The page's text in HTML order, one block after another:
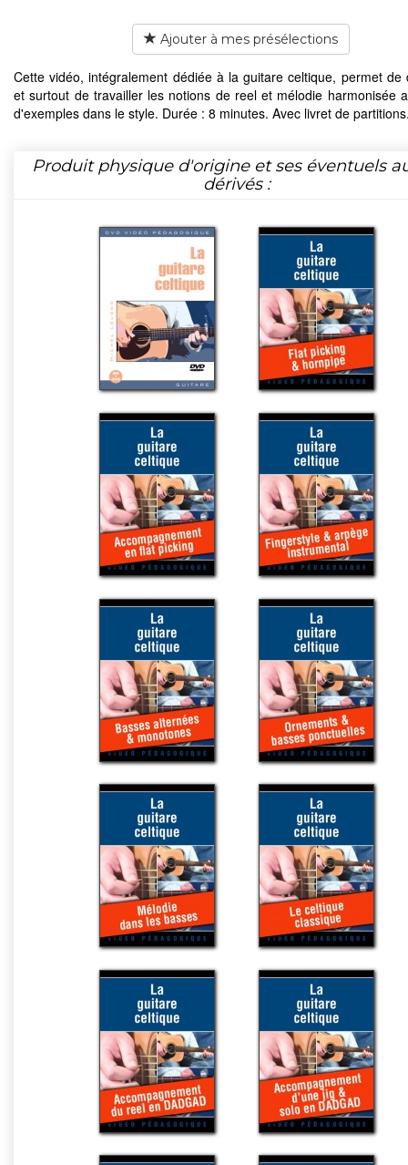
Ajouter à mes présélections
Cette vidéo, intégralement dédiée à la guitare celtique, permet de
et surtout de travailler les notions de reel et mélodie harmonisée
d'exemples dans le style. Durée : 8 minutes. Avec livret de
Produit physique d'origine et ses éventuels
dérivés :